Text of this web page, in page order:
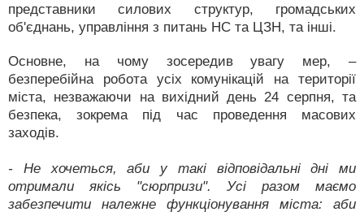
представники силових структур, громадських
об'єднань, управління з питань НС та ЦЗН, та інші.
Основне, на чому зосередив увагу мер, –
безперебійна робота усіх комунікацій на території
міста, незважаючи на вихідний день 24 серпня, та
безпека, зокрема під час проведення масових
заходів.
- Не хочеться, аби у такі відповідальні дні ми
отримали якісь "сюрпризи". Усі разом маємо
забезпечити належне функціонування міста: аби